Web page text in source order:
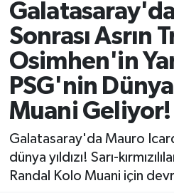
Sonrası Asrın
Osimhen'in
PSG'nin Dünya
Muani Geliyor!
Galatasaray'da Mauro
dünya yıldızı! Sarı-
Randal Kolo Muani için
Bandırma
Bigadiç
BİYOGRAFİLER
Burhaniye
ÇEVRE
Balıkesir Trafik
Süper Lig Puan Durumu
Tüm Manşetler
Son Dakika Haberleri
Haber Arşivi